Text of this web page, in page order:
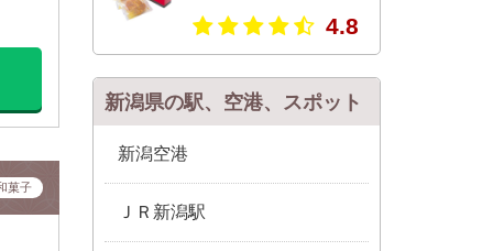
菓子
4.8
新潟県の駅、空港、スポット
新潟空港
ＪＲ新潟駅